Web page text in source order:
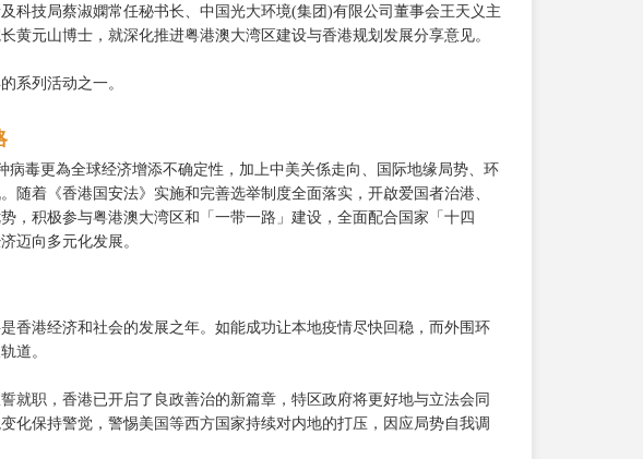
科技局蔡淑嫻常任秘书长、中国光大环境(集团)有限公司董事会王天义主
黄元山博士，就深化推进粤港澳大湾区建设与香港规划发展分享意见。
系列活动之一。
毒更為全球经济增添不确定性，加上中美关係走向、国际地缘局势、环
随着《香港国安法》实施和完善选举制度全面落实，开啟爱国者治港、
，积极参与粤港澳大湾区和「一带一路」建设，全面配合国家「十四
迈向多元化发展。
香港经济和社会的发展之年。如能成功让本地疫情尽快回稳，而外围环
道。
就职，香港已开启了良政善治的新篇章，特区政府将更好地与立法会同
化保持警觉，警惕美国等西方国家持续对内地的打压，因应局势自我调